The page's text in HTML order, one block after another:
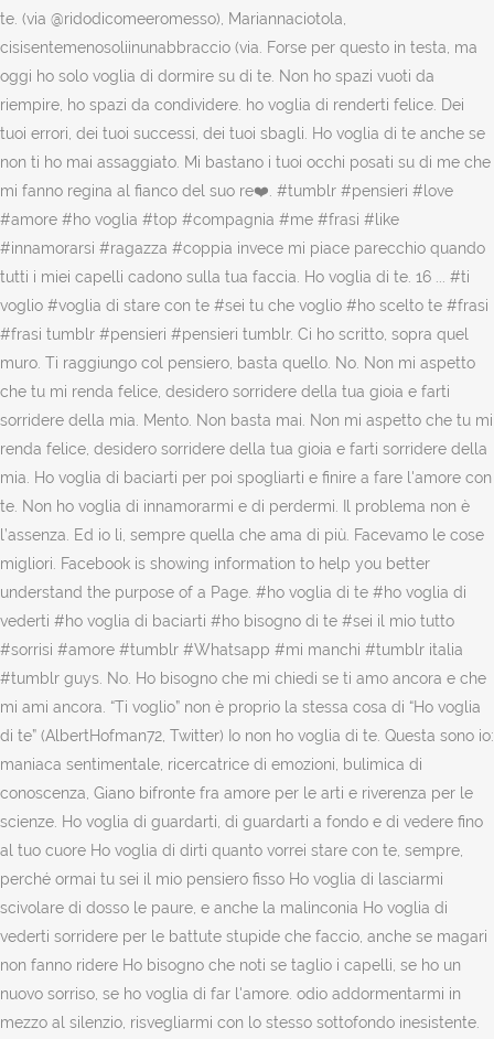
te. (via @ridodicomeeromesso), Mariannaciotola,
cisisentemenosoliinunabbraccio (via. Forse per questo in testa, ma
oggi ho solo voglia di dormire su di te. Non ho spazi vuoti da
riempire, ho spazi da condividere. ho voglia di renderti felice. Dei
tuoi errori, dei tuoi successi, dei tuoi sbagli. Ho voglia di te anche se
non ti ho mai assaggiato. Mi bastano i tuoi occhi posati su di me che
mi fanno regina al fianco del suo re❤️. #tumblr #pensieri #love
#amore #ho voglia #top #compagnia #me #frasi #like
#innamorarsi #ragazza #coppia invece mi piace parecchio quando
tutti i miei capelli cadono sulla tua faccia. Ho voglia di te. 16 ... #ti
voglio #voglia di stare con te #sei tu che voglio #ho scelto te #frasi
#frasi tumblr #pensieri #pensieri tumblr. Ci ho scritto, sopra quel
muro. Ti raggiungo col pensiero, basta quello. No. Non mi aspetto
che tu mi renda felice, desidero sorridere della tua gioia e farti
sorridere della mia. Mento. Non basta mai. Non mi aspetto che tu mi
renda felice, desidero sorridere della tua gioia e farti sorridere della
mia. Ho voglia di baciarti per poi spogliarti e finire a fare l'amore con
te. Non ho voglia di innamorarmi e di perdermi. Il problema non è
l’assenza. Ed io li, sempre quella che ama di più. Facevamo le cose
migliori. Facebook is showing information to help you better
understand the purpose of a Page. #ho voglia di te #ho voglia di
vederti #ho voglia di baciarti #ho bisogno di te #sei il mio tutto
#sorrisi #amore #tumblr #Whatsapp #mi manchi #tumblr italia
#tumblr guys. No. Ho bisogno che mi chiedi se ti amo ancora e che
mi ami ancora. “Ti voglio” non è proprio la stessa cosa di “Ho voglia
di te” (AlbertHofman72, Twitter) Io non ho voglia di te. Questa sono io:
maniaca sentimentale, ricercatrice di emozioni, bulimica di
conoscenza, Giano bifronte fra amore per le arti e riverenza per le
scienze. Ho voglia di guardarti, di guardarti a fondo e di vedere fino
al tuo cuore Ho voglia di dirti quanto vorrei stare con te, sempre,
perché ormai tu sei il mio pensiero fisso Ho voglia di lasciarmi
scivolare di dosso le paure, e anche la malinconia Ho voglia di
vederti sorridere per le battute stupide che faccio, anche se magari
non fanno ridere Ho bisogno che noti se taglio i capelli, se ho un
nuovo sorriso, se ho voglia di far l'amore. odio addormentarmi in
mezzo al silenzio, risvegliarmi con lo stesso sottofondo inesistente.